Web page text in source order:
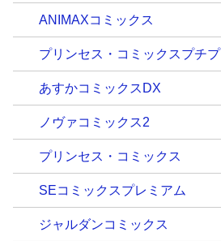
ANIMAXコミックス
プリンセス・コミックスプチプ
あすかコミックスDX
ノヴァコミックス2
プリンセス・コミックス
SEコミックスプレミアム
ジャルダンコミックス